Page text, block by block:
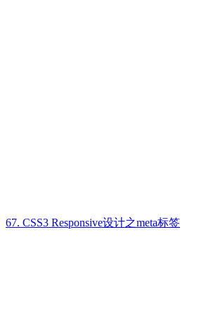
67. CSS3 Responsive设计之meta标签